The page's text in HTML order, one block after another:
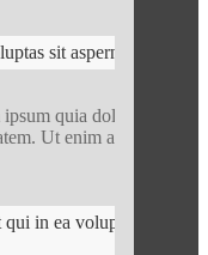
sit aspernatur aut
quia dolor sit
Ut enim ad minima
in ea voluptate velit